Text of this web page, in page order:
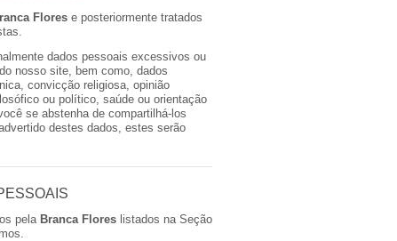
Flores e posteriormente tratados
dados pessoais excessivos ou
nosso site, bem como, dados
convicção religiosa, opinião
ou político, saúde ou orientação
se abstenha de compartilhá-los
destes dados, estes serão
pela Branca Flores listados na Seção